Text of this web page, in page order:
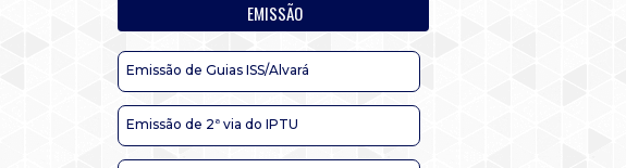
EMISSÃO
Emissão de Guias ISS/Alvará
Emissão de 2ª via do IPTU